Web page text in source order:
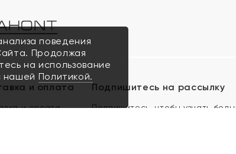
и оплата
и оплата
Подпишитесь на рассылку
Подпишитесь, чтобы узнать
поведения
Продолжая
на использование
нашей Политикой.